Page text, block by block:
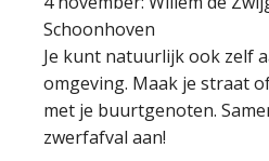
Schoonhoven
Je kunt natuurlijk ook zelf
omgeving. Maak je straat
met je buurtgenoten.
zwerfafval aan!